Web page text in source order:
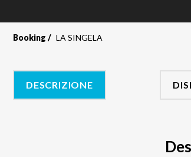
Booking LA SINGELA
DESCRIZIONE